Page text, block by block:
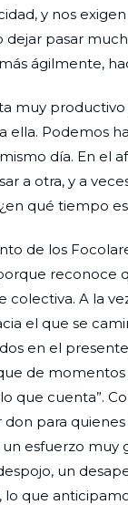
y nos
dejar pasar
ágilmente,
muy
ella. Podemos
día. En
a otra, y a
qué tiempo
de los
reconoce
colectiva. A la
el que se
en el
de
que cuenta”.
don para
esfuerzo muy
un
que